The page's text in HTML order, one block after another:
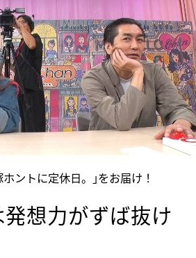
ントに定休日。｣をお届け！
想力がずば抜け